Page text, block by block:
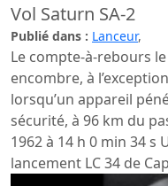
Vol Saturn SA-2
Publié dans : Lanceur,
Le compte-à-rebours
encombre, à
lorsqu’un appareil
sécurité, à 96 km du
1962 à 14 h 0 min 34 s
lancement LC 34 de